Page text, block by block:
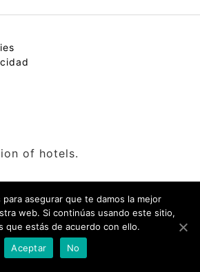
of hotels.
para asegurar que te damos la mejor
web. Si continúas usando este sitio,
que estás de acuerdo con ello.
Aceptar
No